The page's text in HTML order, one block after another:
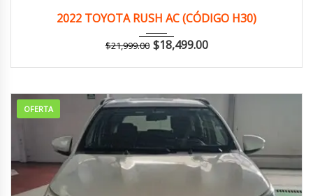
149,000 km
2022 TOYOTA RUSH AC (CÓDIGO H30)
$21,999.00 $18,499.00
OFERTA